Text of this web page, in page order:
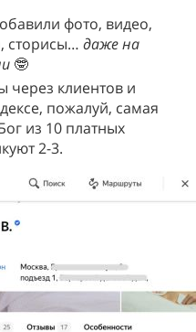
фото, видео,
сторисы… даже на
🤓
через клиентов и
пожалуй, самая
из 10 платных
2-3.